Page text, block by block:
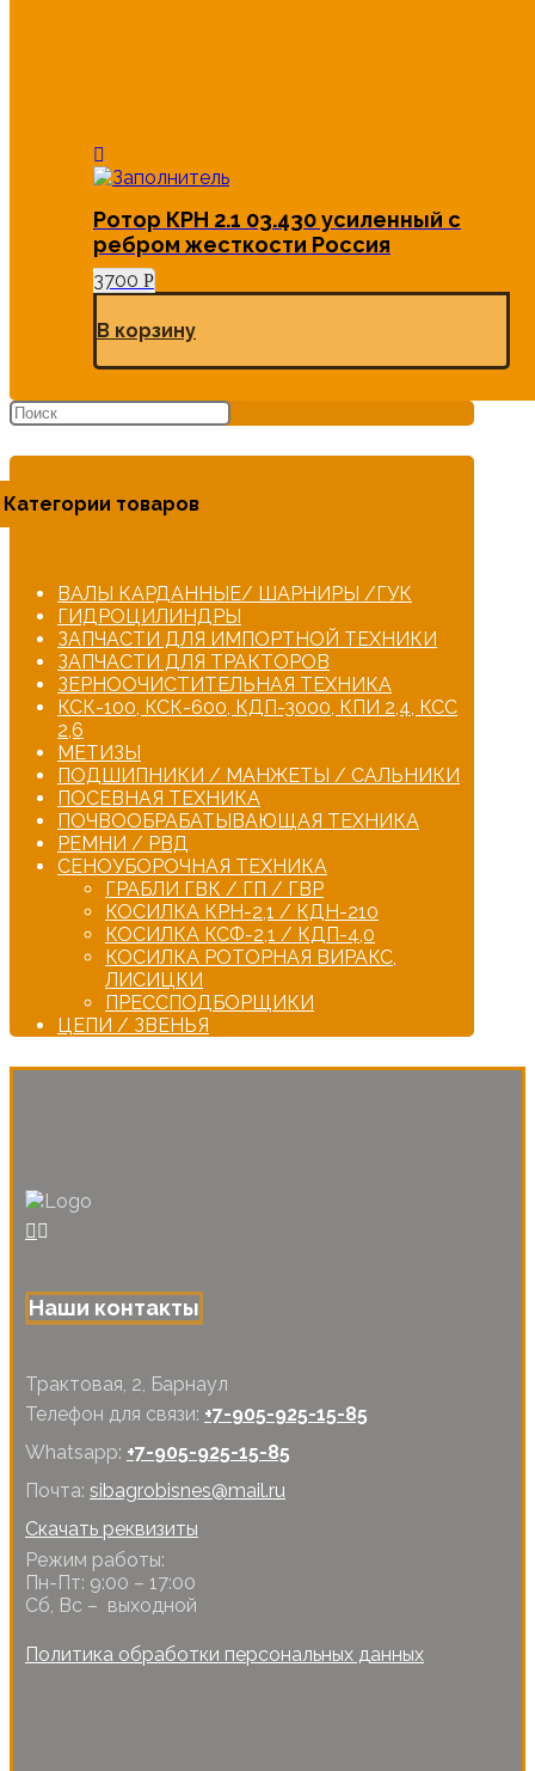
Ротор КРН 2.1 03.430 усиленный с
ребром жесткости Россия
3700 Р
В корзину
Категории товаров
ВАЛЫ КАРДАННЫЕ/ ШАРНИРЫ /ГУК
ГИДРОЦИЛИНДРЫ
ЗАПЧАСТИ ДЛЯ ИМПОРТНОЙ ТЕХНИКИ
ЗАПЧАСТИ ДЛЯ ТРАКТОРОВ
ЗЕРНООЧИСТИТЕЛЬНАЯ ТЕХНИКА
КСК-100, КСК-600, КДП-3000, КПИ 2,4, КСС
2,6
МЕТИЗЫ
ПОДШИПНИКИ / МАНЖЕТЫ / САЛЬНИКИ
ПОСЕВНАЯ ТЕХНИКА
ПОЧВООБРАБАТЫВАЮЩАЯ ТЕХНИКА
РЕМНИ / РВД
СЕНОУБОРОЧНАЯ ТЕХНИКА
ГРАБЛИ ГВК / ГП / ГВР
КОСИЛКА КРН-2,1 / КДН-210
КОСИЛКА КСФ-2,1 / КДП-4,0
КОСИЛКА РОТОРНАЯ ВИРАКС,
ЛИСИЦКИ
ПРЕССПОДБОРЩИКИ
ЦЕПИ / ЗВЕНЬЯ
Наши контакты
Трактовая, 2, Барнаул
Телефон для связи: +7-905-925-15-85
Whatsapp: +7-905-925-15-85
Почта: sibagrobisnes@mail.ru
Скачать реквизиты
Режим работы:
Пн-Пт: 9:00 – 17:00
Сб, Вс – выходной
Политика обработки персональных данных